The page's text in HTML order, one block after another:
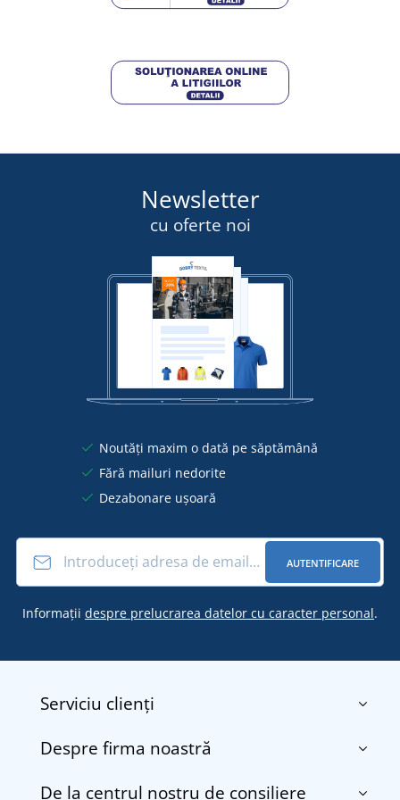
Newsletter
cu oferte noi
Noutăți maxim o dată pe săptămână
Fără mailuri nedorite
Dezabonare ușoară
AUTENTIFICARE
Informații despre prelucrarea datelor cu caracter personal.
Serviciu clienți
Contact
Despre firma noastră
Despre noi
De la centrul nostru de consiliere